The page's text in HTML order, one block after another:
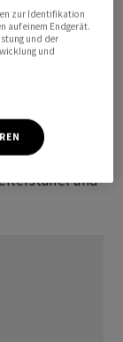
könnte,
dieses Landes
Medien
Aufnahmen
und
zur Identifikation
auf einem Endgerät.
und der
und